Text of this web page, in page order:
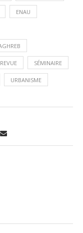
ENAU
REVUE SÉMINAIRE
URBANISME